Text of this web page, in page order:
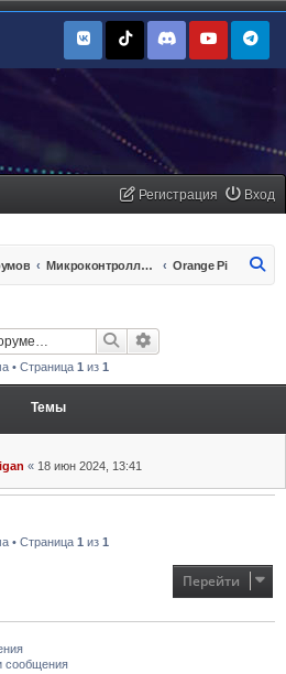
Вход
Регистрация
Микроконтроллеры/платы управления Orange Pi
Поиск
• Страница 1 из 1
Темы
« 18 июн 2024, 13:41
• Страница 1 из 1
Перейти
сообщения